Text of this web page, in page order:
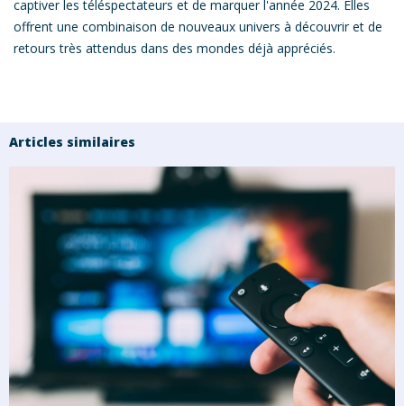
captiver les téléspectateurs et de marquer l'année 2024. Elles
offrent une combinaison de nouveaux univers à découvrir et de
retours très attendus dans des mondes déjà appréciés.
Articles similaires